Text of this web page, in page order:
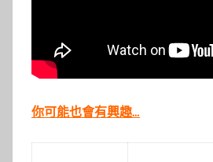
你可能也會有興趣…